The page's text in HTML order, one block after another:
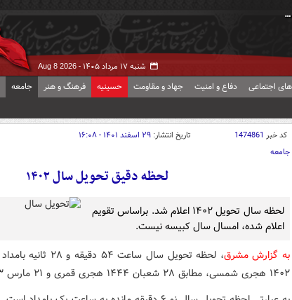
شنبه ۱۷ مرداد ۱۴۰۵ - Aug 8 2026
اجتماعی دفاع و امنیت جهاد و مقاومت حسینیه فرهنگ و هنر جامعه
کد خبر 1474861 تاریخ انتشار: ۲۹ اسفند ۱۴۰۱ - ۱۶:۰۸
جامعه
لحظه دقیق تحویل سال ۱۴۰۲
لحظه سال تحویل ۱۴۰۲ اعلام شد. براساس تقویم
اعلام شده، امسال سال کبیسه نیست.
به گزارش مشرق
۱۴۰۲ هجری شمسی، مطابق ۲۸ شعبان ۱۴۴۴ هجری قمری و ۲۱ مارس ۲۰۲۳ میلادی است.